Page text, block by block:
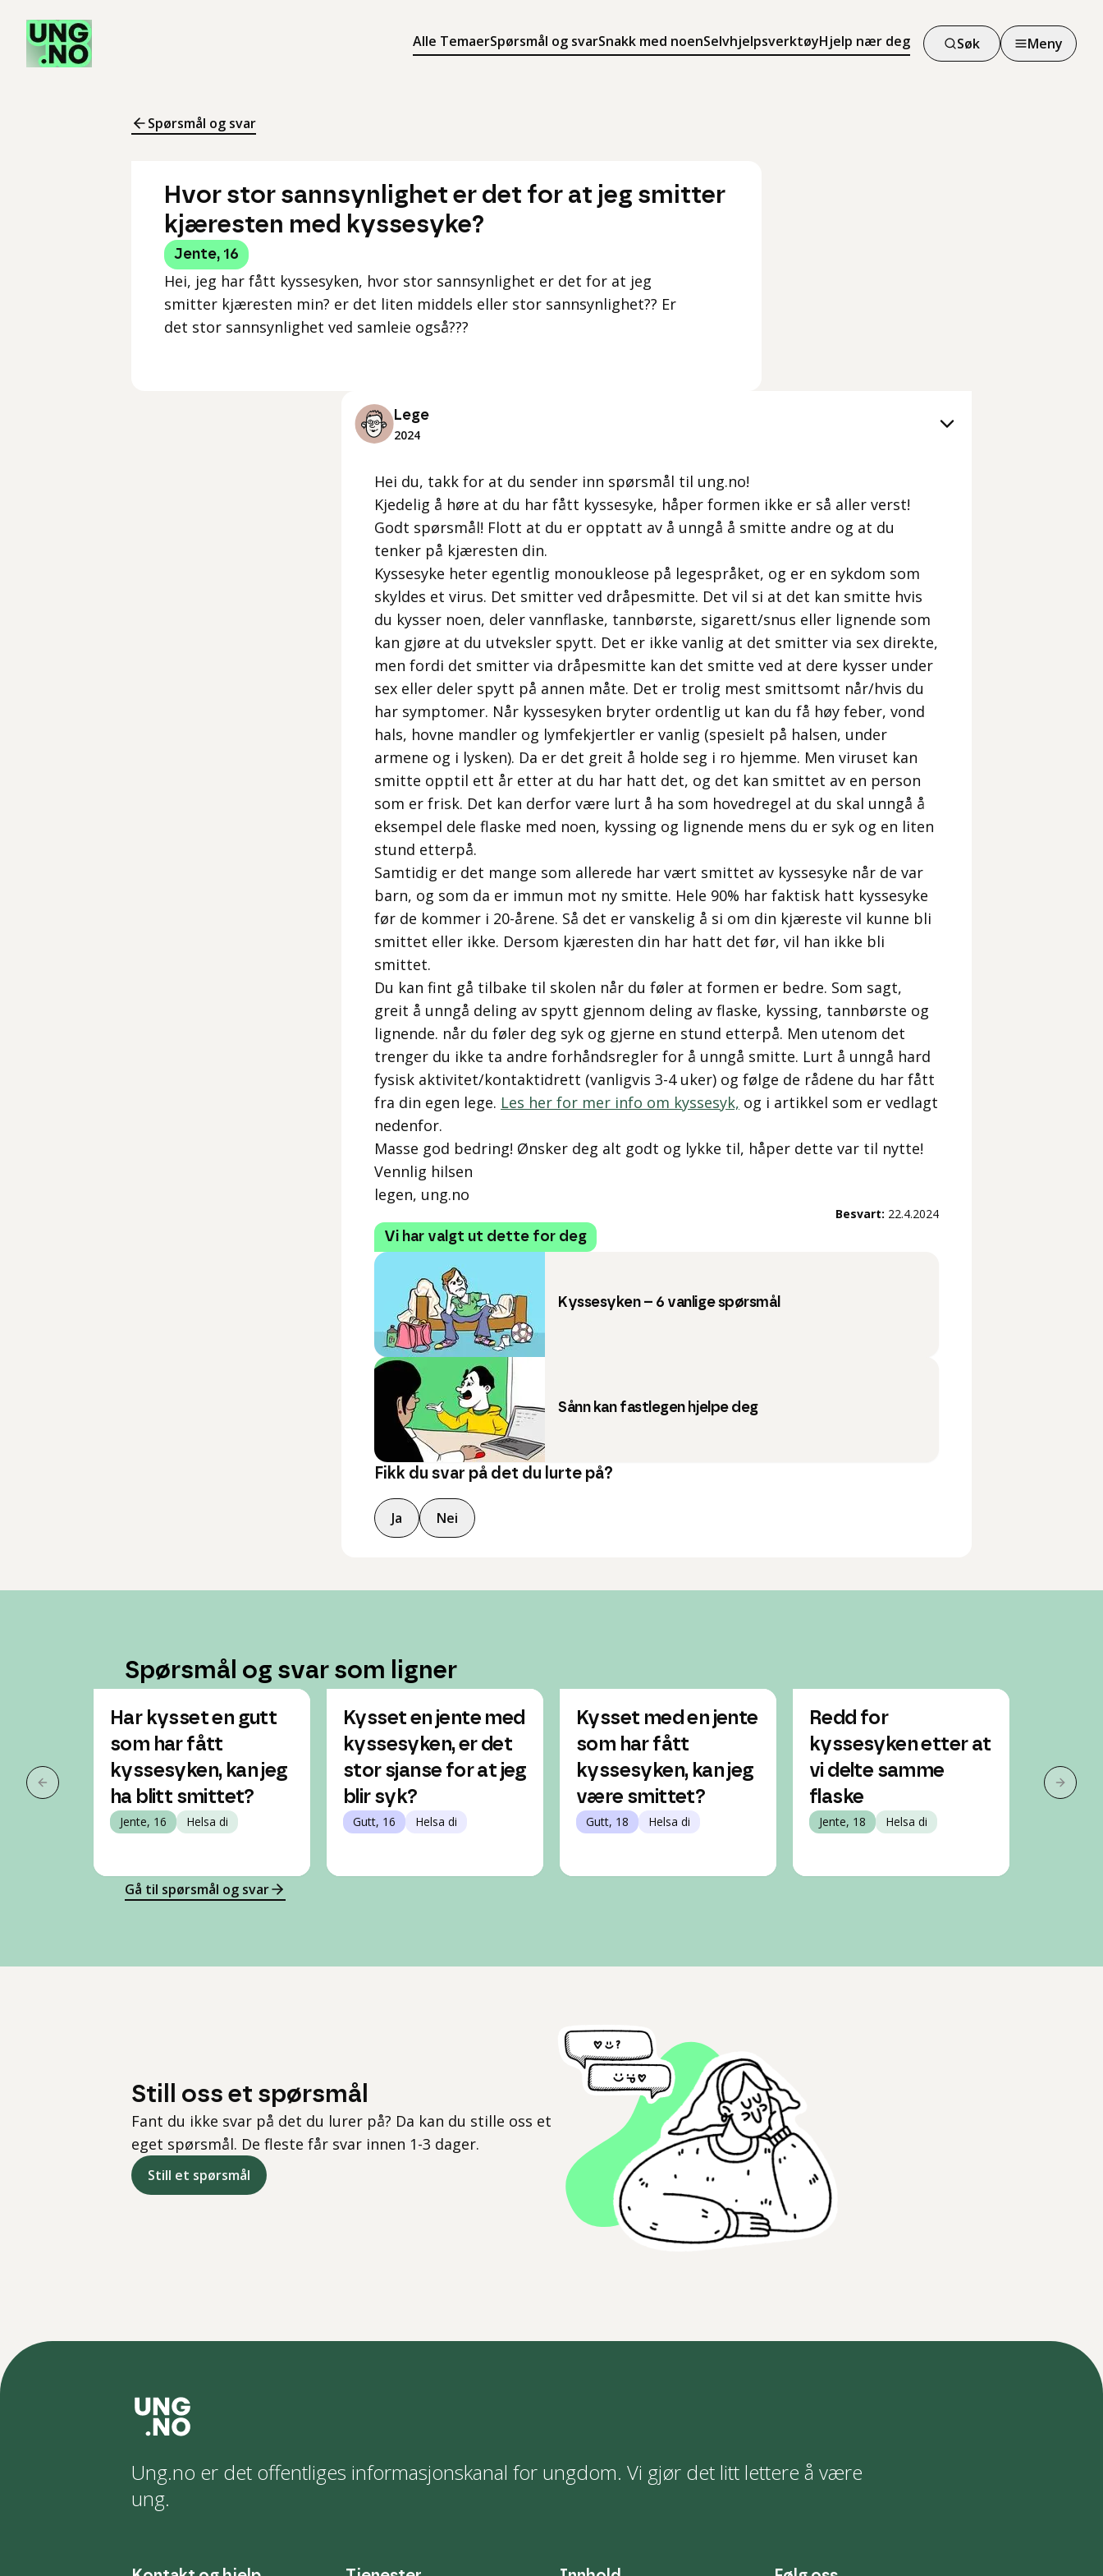
Alle TemaerSpørsmål og svarSnakk med noenSelvhjelpsverktøyHjelp nær deg
Søk
Søk
Meny
Meny
Spørsmål og svar
Hvor stor sannsynlighet er det for at jeg smitter
kjæresten med kyssesyke?
Jente, 16
Hei, jeg har fått kyssesyken, hvor stor sannsynlighet er det for at jeg
smitter kjæresten min? er det liten middels eller stor sannsynlighet?? Er
det stor sannsynlighet ved samleie også???
Lege
2024
Hei du, takk for at du sender inn spørsmål til ung.no!
Kjedelig å høre at du har fått kyssesyke, håper formen ikke er så aller verst!
Godt spørsmål! Flott at du er opptatt av å unngå å smitte andre og at du
tenker på kjæresten din.
Kyssesyke heter egentlig monoukleose på legespråket, og er en sykdom som
skyldes et virus. Det smitter ved dråpesmitte. Det vil si at det kan smitte hvis
du kysser noen, deler vannflaske, tannbørste, sigarett/snus eller lignende som
kan gjøre at du utveksler spytt. Det er ikke vanlig at det smitter via sex direkte,
men fordi det smitter via dråpesmitte kan det smitte ved at dere kysser under
sex eller deler spytt på annen måte. Det er trolig mest smittsomt når/hvis du
har symptomer. Når kyssesyken bryter ordentlig ut kan du få høy feber, vond
hals, hovne mandler og lymfekjertler er vanlig (spesielt på halsen, under
armene og i lysken). Da er det greit å holde seg i ro hjemme. Men viruset kan
smitte opptil ett år etter at du har hatt det, og det kan smittet av en person
som er frisk. Det kan derfor være lurt å ha som hovedregel at du skal unngå å
eksempel dele flaske med noen, kyssing og lignende mens du er syk og en liten
stund etterpå.
Samtidig er det mange som allerede har vært smittet av kyssesyke når de var
barn, og som da er immun mot ny smitte. Hele 90% har faktisk hatt kyssesyke
før de kommer i 20-årene. Så det er vanskelig å si om din kjæreste vil kunne bli
smittet eller ikke. Dersom kjæresten din har hatt det før, vil han ikke bli
smittet.
Du kan fint gå tilbake til skolen når du føler at formen er bedre. Som sagt,
greit å unngå deling av spytt gjennom deling av flaske, kyssing, tannbørste og
lignende. når du føler deg syk og gjerne en stund etterpå. Men utenom det
trenger du ikke ta andre forhåndsregler for å unngå smitte. Lurt å unngå hard
fysisk aktivitet/kontaktidrett (vanligvis 3-4 uker) og følge de rådene du har fått
fra din egen lege. Les her for mer info om kyssesyk, og i artikkel som er vedlagt
nedenfor.
Masse god bedring! Ønsker deg alt godt og lykke til, håper dette var til nytte!
Vennlig hilsen
legen, ung.no
Besvart: 22.4.2024
Vi har valgt ut dette for deg
Kyssesyken – 6 vanlige spørsmål
Sånn kan fastlegen hjelpe deg
Fikk du svar på det du lurte på?
Ja Nei
Spørsmål og svar som ligner
Forrige slide
Har kysset en gutt
som har fått
kyssesyken, kan jeg
ha blitt smittet?
Jente, 16 Helsa di
Kysset en jente med
kyssesyken, er det
stor sjanse for at jeg
blir syk?
Gutt, 16 Helsa di
Kysset med en jente
som har fått
kyssesyken, kan jeg
være smittet?
Gutt, 18 Helsa di
Redd for
kyssesyken etter at
vi delte samme
flaske
Jente, 18 Helsa di
Neste
Gå til spørsmål og svar
Still oss et spørsmål
Fant du ikke svar på det du lurer på? Da kan du stille oss et
eget spørsmål. De fleste får svar innen 1-3 dager.
Still et spørsmål
Ung.no er det offentliges informasjonskanal for ungdom. Vi gjør det litt lettere å være
ung.